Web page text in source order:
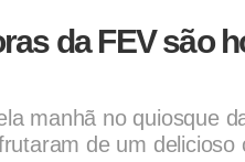
da FEV são
manhã no quiosque
de um